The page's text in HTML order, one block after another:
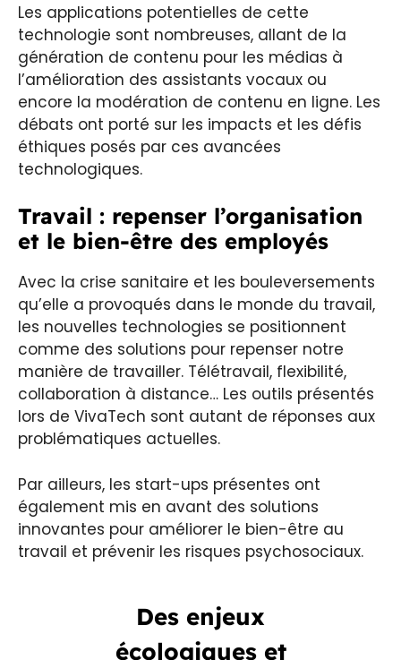
Les applications potentielles de cette
technologie sont nombreuses, allant de la
génération de contenu pour les médias à
l’amélioration des assistants vocaux ou
encore la modération de contenu en ligne. Les
débats ont porté sur les impacts et les défis
éthiques posés par ces avancées
technologiques.
Travail : repenser l’organisation
et le bien-être des employés
Avec la crise sanitaire et les bouleversements
qu’elle a provoqués dans le monde du travail,
les nouvelles technologies se positionnent
comme des solutions pour repenser notre
manière de travailler. Télétravail, flexibilité,
collaboration à distance… Les outils présentés
lors de VivaTech sont autant de réponses aux
problématiques actuelles.
Par ailleurs, les start-ups présentes ont
également mis en avant des solutions
innovantes pour améliorer le bien-être au
travail et prévenir les risques psychosociaux.
Des enjeux
écologiques et